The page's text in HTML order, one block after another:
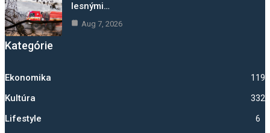
lesnými…
Aug 7, 2026
Kategórie
Ekonomika 1192
Kultúra 332
Lifestyle 6